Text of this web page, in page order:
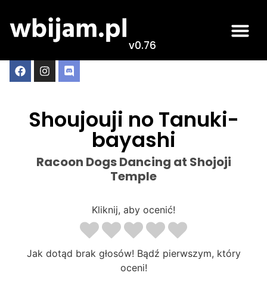
v0.76
Shoujouji no Tanuki-
bayashi
Racoon Dogs Dancing at Shojoji
Temple
Kliknij, aby ocenić!
Jak dotąd brak głosów! Bądź pierwszym, który
oceni!